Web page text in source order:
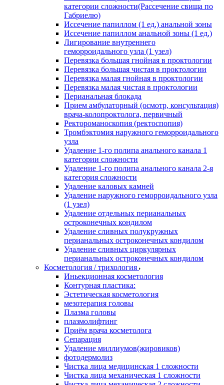
категории сложности(Рассечение свища по
Габриелю)
Иссечение папиллом (1 ед.) анальной зоны
Иссечение папиллом анальной зоны (1 ед.)
Лигирование внутреннего
геморроидального узла (1 узел)
Перевязка большая гнойная в проктологии
Перевязка большая чистая в проктологии
Перевязка малая гнойная в проктологии
Перевязка малая чистая в проктологии
Перианальная блокада
Прием амбулаторный (осмотр, консультация)
врача-колопроктолога, первичный
Ректороманоскопия (ректоспопия)
Тромбэктомия наружного геморроидального
узла
Удаление 1-го полипа анального канала 1
категории сложности
Удаление 1-го полипа анального канала 2-я
категория сложности
Удаление каловых камней
Удаление наружного геморроидального узла
(1 узел)
Удаление отдельных перианальных
остроконечных кондилом
Удаление сливных полукружных
перианальных остроконечных кондилом
Удаление сливных циркулярных
перианальных остроконечных кондилом
Косметология / трихология
Иньекционная косметология
Контурная пластика:
Эстетическая косметология
мезотерапия головы
Плазма головы
плазмолифтинг
Приём врача косметолога
Сепарация
Удаление миллиумов(жировиков)
фотодермолиз
Чистка лица медицинская 1 сложности
Чистка лица механическая 1 сложности